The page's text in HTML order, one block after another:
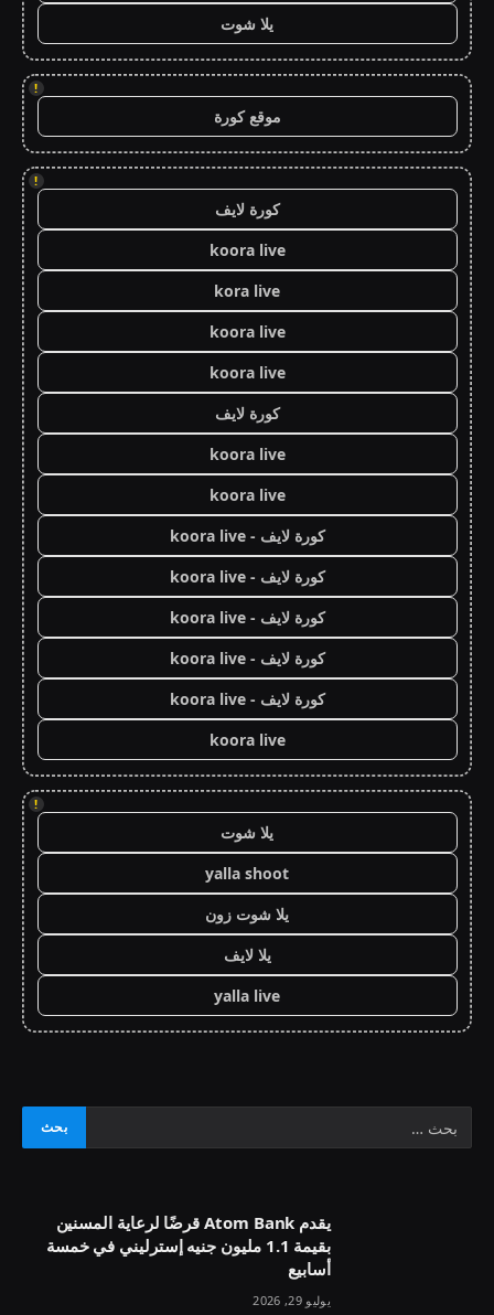
يلا شوت
!
موقع كورة
!
كورة لايف
koora live
kora live
koora live
koora live
كورة لايف
koora live
koora live
كورة لايف - koora live
كورة لايف - koora live
كورة لايف - koora live
كورة لايف - koora live
كورة لايف - koora live
koora live
!
يلا شوت
yalla shoot
يلا شوت زون
يلا لايف
yalla live
يقدم Atom Bank قرضًا لرعاية المسنين
بقيمة 1.1 مليون جنيه إسترليني في خمسة
أسابيع
يوليو 29, 2026